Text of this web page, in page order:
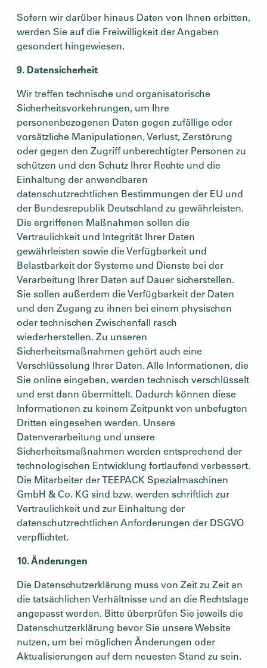
Sofern wir darüber hinaus Daten von Ihnen erbitten,
werden Sie auf die Freiwilligkeit der Angaben
gesondert hingewiesen.
9. Datensicherheit
Wir treffen technische und organisatorische
Sicherheitsvorkehrungen, um Ihre
personenbezogenen Daten gegen zufällige oder
vorsätzliche Manipulationen, Verlust, Zerstörung
oder gegen den Zugriff unberechtigter Personen zu
schützen und den Schutz Ihrer Rechte und die
Einhaltung der anwendbaren
datenschutzrechtlichen Bestimmungen der EU und
der Bundesrepublik Deutschland zu gewährleisten.
Die ergriffenen Maßnahmen sollen die
Vertraulichkeit und Integrität Ihrer Daten
gewährleisten sowie die Verfügbarkeit und
Belastbarkeit der Systeme und Dienste bei der
Verarbeitung Ihrer Daten auf Dauer sicherstellen.
Sie sollen außerdem die Verfügbarkeit der Daten
und den Zugang zu ihnen bei einem physischen
oder technischen Zwischenfall rasch
wiederherstellen. Zu unseren
Sicherheitsmaßnahmen gehört auch eine
Verschlüsselung Ihrer Daten. Alle Informationen, die
Sie online eingeben, werden technisch verschlüsselt
und erst dann übermittelt. Dadurch können diese
Informationen zu keinem Zeitpunkt von unbefugten
Dritten eingesehen werden. Unsere
Datenverarbeitung und unsere
Sicherheitsmaßnahmen werden entsprechend der
technologischen Entwicklung fortlaufend verbessert.
Die Mitarbeiter der TEEPACK Spezialmaschinen
GmbH & Co. KG sind bzw. werden schriftlich zur
Vertraulichkeit und zur Einhaltung der
datenschutzrechtlichen Anforderungen der DSGVO
verpflichtet.
10. Änderungen
Die Datenschutzerklärung muss von Zeit zu Zeit an
die tatsächlichen Verhältnisse und an die Rechtslage
angepasst werden. Bitte überprüfen Sie jeweils die
Datenschutzerklärung bevor Sie unsere Website
nutzen, um bei möglichen Änderungen oder
Aktualisierungen auf dem neuesten Stand zu sein.